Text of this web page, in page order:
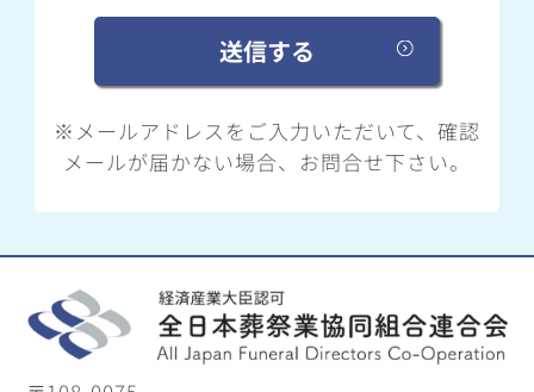
※メールアドレスをご入力いただいて、確認
メールが届かない場合、お問合せ下さい。